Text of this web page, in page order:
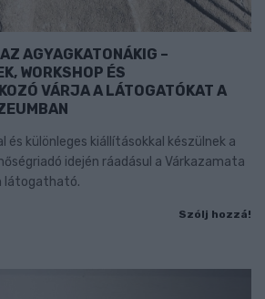
AGYAGKATONÁKIG –
WORKSHOP ÉS
VÁRJA A LÁTOGATÓKAT A
és különleges kiállításokkal készülnek a
idején ráadásul a Várkazamata
látogatható.
Szólj hozzá!